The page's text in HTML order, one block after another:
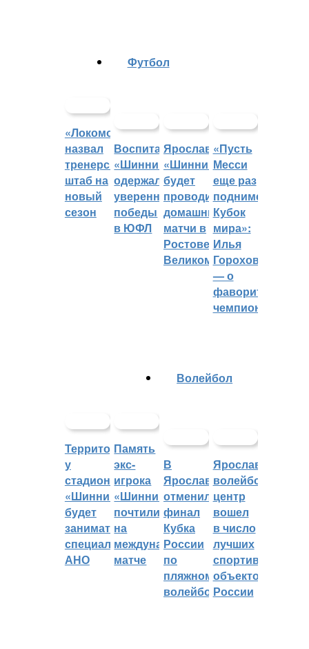
«Локомотив»
назвал
тренерский
штаб на
новый
сезон
Футбол
Воспитанники
«Шинника»
одержали
уверенные
победы
в ЮФЛ
Ярославский
«Шинник»
будет
проводить
домашние
матчи в
Ростове
Великом
«Пусть
Месси
еще раз
поднимет
Кубок
мира»:
Илья
Горохов
— о
фаворитах
чемпионата
Территорией
у
стадиона
«Шинник»
будет
заниматься
специальное
АНО
Память
экс-
игрока
«Шинника»
почтили
на
международном
матче
Волейбол
В
Ярославле
отменили
финал
Кубка
России
по
пляжному
волейболу
Ярославский
волейбольный
центр
вошел
в число
лучших
спортивных
объектов
России